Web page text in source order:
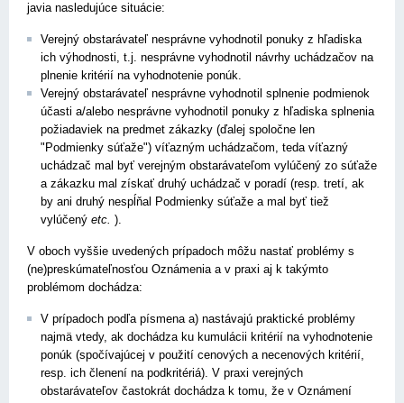
javia nasledujúce situácie:
Verejný obstarávateľ nesprávne vyhodnotil ponuky z hľadiska
ich výhodnosti, t.j. nesprávne vyhodnotil návrhy uchádzačov na
plnenie kritérií na vyhodnotenie ponúk.
Verejný obstarávateľ nesprávne vyhodnotil splnenie podmienok
účasti a/alebo nesprávne vyhodnotil ponuky z hľadiska splnenia
požiadaviek na predmet zákazky (ďalej spoločne len
"Podmienky súťaže") víťazným uchádzačom, teda víťazný
uchádzač mal byť verejným obstarávateľom vylúčený zo súťaže
a zákazku mal získať druhý uchádzač v poradí (resp. tretí, ak
by ani druhý nespĺňal Podmienky súťaže a mal byť tiež
vylúčený etc. ).
V oboch vyššie uvedených prípadoch môžu nastať problémy s
(ne)preskúmateľnosťou Oznámenia a v praxi aj k takýmto
problémom dochádza:
V prípadoch podľa písmena a) nastávajú praktické problémy
najmä vtedy, ak dochádza ku kumulácii kritérií na vyhodnotenie
ponúk (spočívajúcej v použití cenových a necenových kritérií,
resp. ich členení na podkritériá). V praxi verejných
obstarávateľov častokrát dochádza k tomu, že v Oznámení